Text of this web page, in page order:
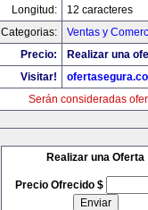
Longitud:
12 caracteres
Categorias:
Ventas y
Precio:
Realizar una
Visitar!
Serán consideradas
Realizar una Oferta
Precio Ofrecido $